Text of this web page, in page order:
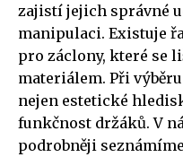
zajistí jejich správné
manipulaci. Existuje
pro záclony, které se
materiálem. Při
nejen estetické
funkčnost držáků. V
podrobněji